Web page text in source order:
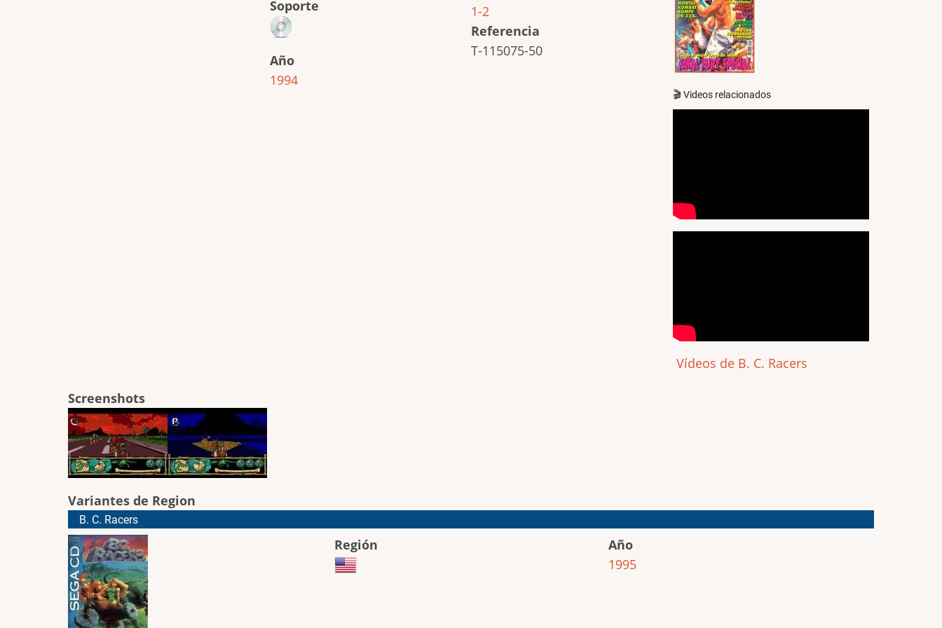
Soporte
Año
1994
1-2
Referencia
T-115075-50
🎬 Videos relacionados
Vídeos de B. C. Racers
Screenshots
Variantes de Region
B. C. Racers
Región
Año
1995